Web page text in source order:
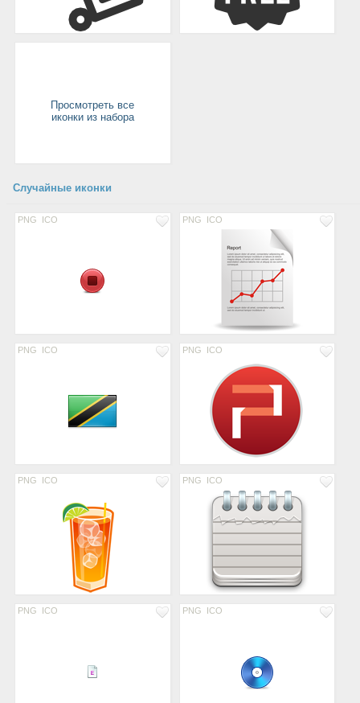
Просмотреть все
иконки из набора
Случайные иконки
PNG ICO PNG ICO
PNG ICO PNG ICO
PNG ICO PNG ICO
PNG ICO PNG ICO